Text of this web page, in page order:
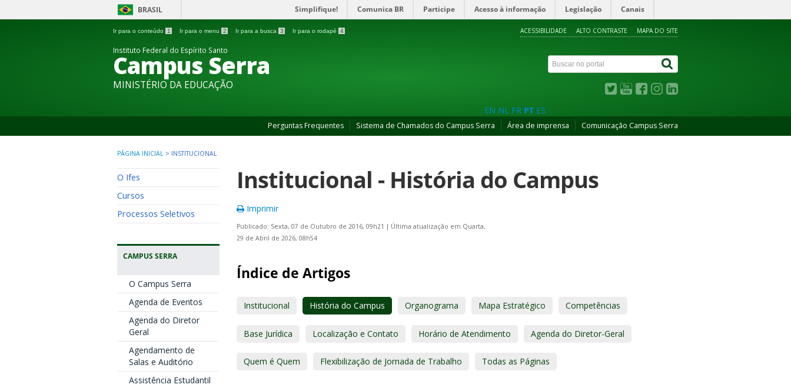
BRASIL Simplifique! Comunica BR Participe Acesso à informação Legislação Canais
Ir para o conteúdo 1 Ir para o menu 2 Ir para a busca 3 Ir para o rodapé 4 ACESSIBILIDADE ALTO CONTRASTE MAPA DO SITE
Instituto Federal do Espírito Santo
Campus Serra
MINISTÉRIO DA EDUCAÇÃO
EN NL FR PT ES
Perguntas Frequentes Sistema de Chamados do Campus Serra Área de imprensa Comunicação Campus Serra
PÁGINA INICIAL > INSTITUCIONAL
O Ifes
Cursos
Processos Seletivos
CAMPUS SERRA
O Campus Serra
Agenda de Eventos
Agenda do Diretor
Geral
Agendamento de
Salas e Auditório
Assistência Estudantil
Institucional - História do Campus
Imprimir
Publicado: Sexta, 07 de Outubro de 2016, 09h21 | Última atualização em Quarta,
29 de Abril de 2026, 08h54
Índice de Artigos
Institucional História do Campus Organograma Mapa Estratégico Competências
Base Jurídica Localização e Contato Horário de Atendimento Agenda do Diretor-Geral
Quem é Quem Flexibilização de Jornada de Trabalho Todas as Páginas